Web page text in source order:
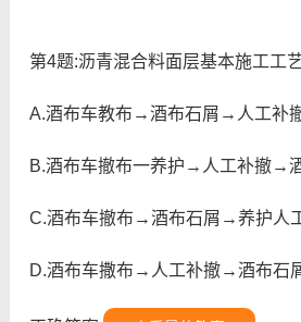
第4题:沥青混合料面层基本施工工
A.酒布车教布→酒布石屑→人工补
B.酒布车撤布一养护→人工补撤→
C.酒布车撤布→酒布石屑→养护人
D.酒布车撒布→人工补撤→酒布石